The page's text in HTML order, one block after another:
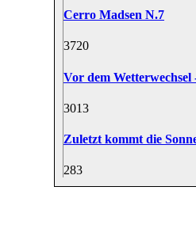
Cerro Madsen N.7
3720
Vor dem Wetterwechsel
3013
Zuletzt kommt die
283